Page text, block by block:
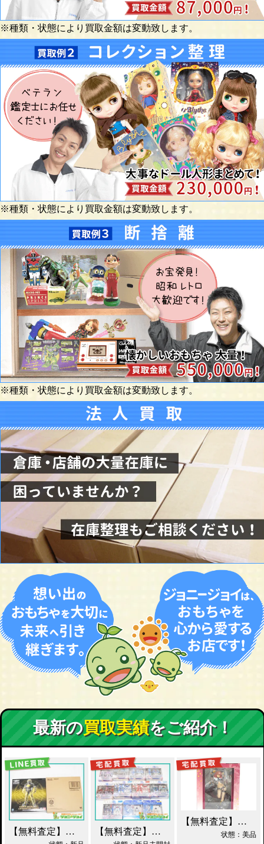
※種類・状態により買取金額は変動致します。
※種類・状態により買取金額は変動致します。
※種類・状態により買取金額は変動致します。
最新の買取実績をご紹介！
【無料査定】昭和レトロ玩具歓迎 ｜ S.I.C. 仮面ライダーオーズ ラトラーターコンボ買取 【無料査定】昭和レトロ玩具歓迎 ｜ ガンダムフィックスフィギュレーション GFF おまとめ買取！
【無料査定】昭和レトロ玩具歓迎 ｜ アルター 百花繚乱 千姫 買取！
状態：美品